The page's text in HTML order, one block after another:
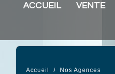
ACCUEIL VENTE
Accueil Nos Agences